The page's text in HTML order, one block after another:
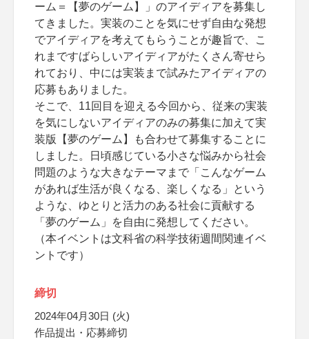
ーム＝【夢のゲーム】」のアイディアを募集し
てきました。実装のことを気にせず自由な発想
でアイディアを考えてもらうことが趣旨で、こ
れまですばらしいアイディアがたくさん寄せら
れており、中には実装まで試みたアイディアの
応募もありました。
そこで、11回目を迎える今回から、従来の実装
を気にしないアイディアのみの募集に加えて実
装版【夢のゲーム】も合わせて募集することに
しました。日頃感じている小さな悩みから社会
問題のような大きなテーマまで「こんなゲーム
があれば生活が良くなる、楽しくなる」という
ような、ゆとりと活力のある社会に貢献する
「夢のゲーム」を自由に発想してください。
（本イベントは文科省の科学技術週間関連イベ
ントです）
締切
2024年04月30日 (火)
作品提出・応募締切